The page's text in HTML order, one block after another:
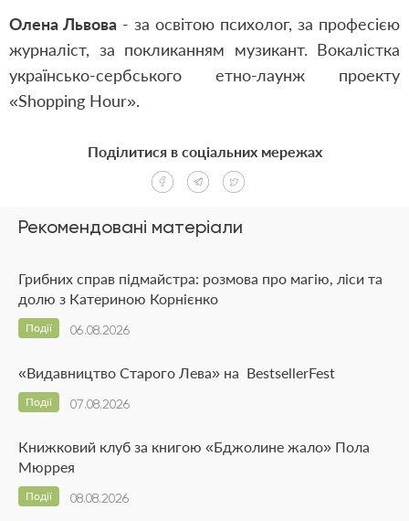
Олена Львова - за освітою психолог, за професією
журналіст, за покликанням музикант. Вокалістка
українсько-сербського етно-лаунж проекту
«Shopping Hour».
Рекомендовані матеріали
Грибних справ підмайстра: розмова про магію, ліси та
долю з Катериною Корнієнко
06.08.2026
Події
«Видавництво Старого Лева» на BestsellerFest
07.08.2026
Події
Книжковий клуб за книгою «Бджолине жало» Пола
Мюррея
08.08.2026
Події
Поділитися в соціальних мережах